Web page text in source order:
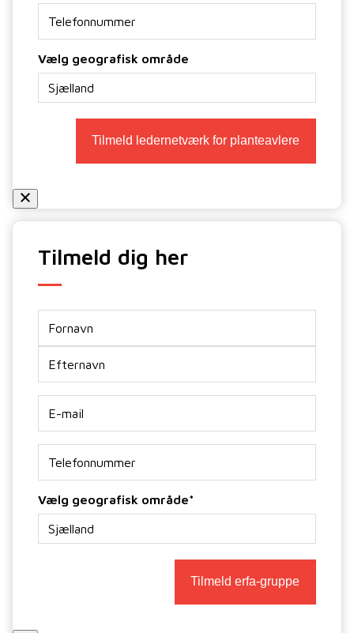
Telefon
Vælg geografisk område
Tilmeld dig her
Navn*
E-
mail*
Telefon*
Vælg geografisk område*